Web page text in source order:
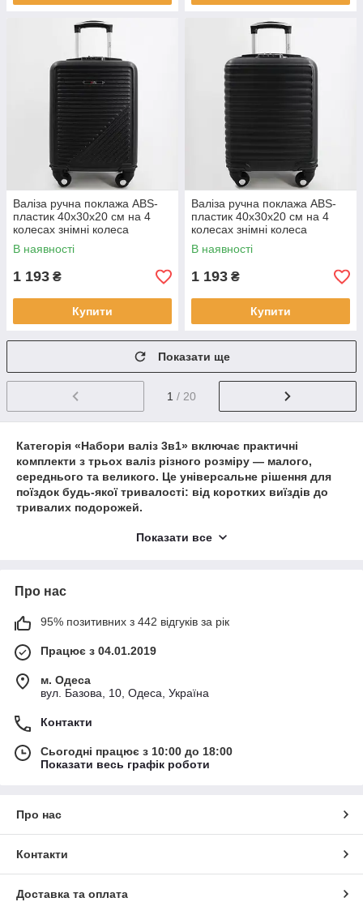
Валіза ручна поклажа ABS-
пластик 40х30х20 см на 4
колесах знімні колеса
лоукост Cans
В наявності
1 193 ₴
Купити
Валіза ручна поклажа ABS-
пластик 40х30х20 см на 4
колесах знімні колеса
лоукост Cans
В наявності
1 193 ₴
Купити
Показати ще
1 / 20
Категорія «Набори валіз 3в1» включає практичні
комплекти з трьох валіз різного розміру — малого,
середнього та великого. Це універсальне рішення для
поїздок будь-якої тривалості: від коротких виїздів до
тривалих подорожей.
використовувати відповідну валізу залежно від ситуації.
маленьку валізу — для коротких поїздок і ручної
середню — для стандартних поїздок
велику — для тривалих подорожей або сім’ї
єдиний стиль і дизайн
універсальність використання
якість коліс і ручки
Набори валіз 3в1 підходять як для особистого використання,
Показати все
Про нас
95% позитивних з 442 відгуків за рік
Працює з 04.01.2019
м. Одеса
вул. Базова, 10, Одеса, Україна
Контакти
Сьогодні працює з 10:00 до 18:00
Показати весь графік роботи
Про нас
Контакти
Доставка та оплата